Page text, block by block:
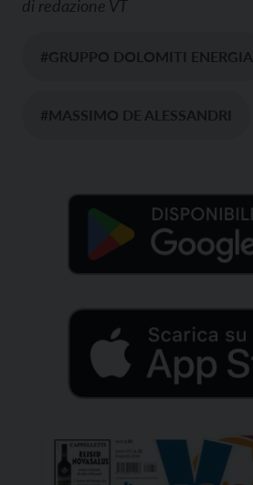
di redazione VT
#GRUPPO DOLOMITI ENERGIA
#MASSIMO DE ALESSANDRI